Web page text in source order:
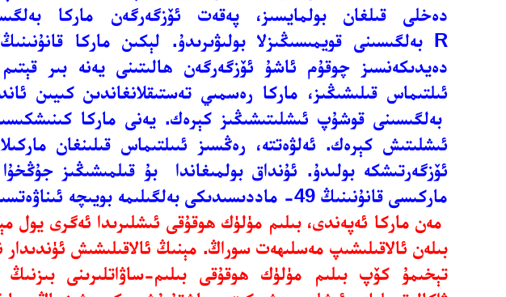
دەخلى قىلغان بولمايسىز، پەقەت ئۆزگەرگەن ماركا
R بەلگىسىنى قويمىسىڭىزلا بولىۋىرىدۇ. لېكىن ماركا
دەيدىكەنسىز چوقۇم ئاشۇ ئۆزگەرگەن ھالىتىنى يەنە بىر
ئىلتىماس قىلىشىڭىز، ماركا رەسمىي تەستىقلانغاندىن كىيىن
بەلگىسىنى قوشۇپ ئىشلىتىشىڭىز كېرەك. يەنى ماركا
ئىشلىتىش كېرەك. ئەلۋەتتە، رەڭسىز ئىىلتىماس قىلىنغان
ئۆزگەرتىشكە بولىدۇ. ئۇنداق بولمىغاندا بۇ قىلمىشىڭىز
ماركىسى قانۇنىنىڭ 49- ماددىسىدىكى بەلگىلىمە بويىچە ئىناۋەتسىز قىلىنىدۇ.
مەن ماركا ئەپەندى، بىلىم مۈلۈك ھوقۇقى ئىشلىرىدا ئەگرى يول
بىلەن ئالاقىلىشىپ مەسلىھەت سوراڭ. مېنىڭ ئالاقىلىشىش ئۈندىدار
تېخىمۇ كۆپ بىلىم مۈلۈك ھوقۇقى بىلىم-ساۋاتلىرىنى